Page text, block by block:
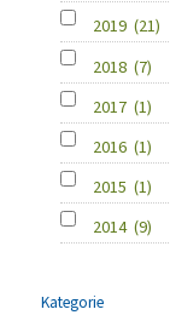
2019 (21)
2018 (7)
2017 (1)
2016 (1)
2015 (1)
2014 (9)
Kategorie